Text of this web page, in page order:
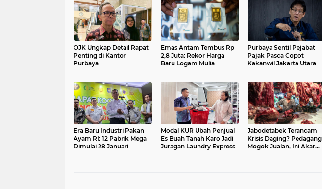
OJK Ungkap Detail Rapat
Penting di Kantor
Purbaya
Emas Antam Tembus Rp
2,8 Juta: Rekor Harga
Baru Logam Mulia
Purbaya Sentil Pejabat
Pajak Pasca Copot
Kakanwil Jakarta Utara
Era Baru Industri Pakan
Ayam RI: 12 Pabrik Mega
Dimulai 28 Januari
Modal KUR Ubah Penjual
Es Buah Tanah Karo Jadi
Juragan Laundry Express
Jabodetabek Terancam
Krisis Daging? Pedagang
Mogok Jualan, Ini Akar